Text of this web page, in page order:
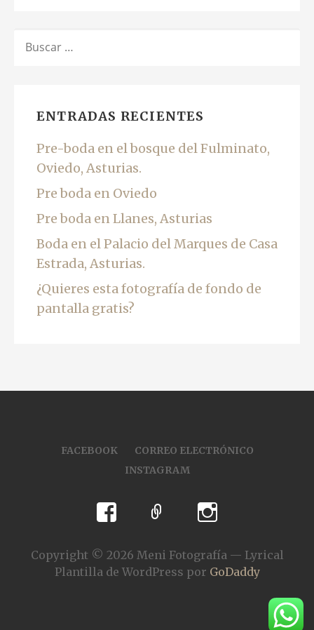
ENTRADAS RECIENTES
Pre-boda en el bosque del Fulminato,
Oviedo, Asturias.
Pre boda en Oviedo
Pre boda en Llanes, Asturias
Boda en el Palacio del Marques de Casa
Estrada, Asturias.
¿Quieres esta fotografía de fondo de
pantalla gratis?
FACEBOOK
CORREO ELECTRÓNICO
INSTAGRAM
Copyright © 2026 Meni Fotografía — Lyrical
Plantilla de WordPress por GoDaddy